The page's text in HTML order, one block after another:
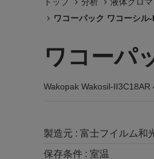
ワコーパック ワコーシ
ワコーパ
Wakopak Wakosil-II3C18AR
製造元 : 富士フイルム和
保存条件 : 室温